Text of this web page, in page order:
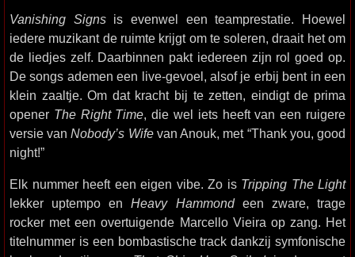
Vanishing Signsis evenwel een teamprestatie. Hoewel
iedere muzikant de ruimte krijgt om te soleren, draait het om
de liedjes zelf. Daarbinnen pakt iedereen zijn rol goed op.
De songs ademen een live-gevoel, alsof je erbij bent in een
klein zaaltje. Om dat kracht bij te zetten, eindigt de prima
opener The Right Time, die wel iets heeft van een ruigere
versie vanNobody’s Wifevan Anouk, met “Thank you, good
night!”
Elk nummer heeft een eigen vibe. Zo is Tripping The Light
lekker uptempo enHeavy Hammondeen zware, trage
rocker met een overtuigende Marcello Vieira op zang. Het
titelnummer is een bombastische track dankzij symfonische